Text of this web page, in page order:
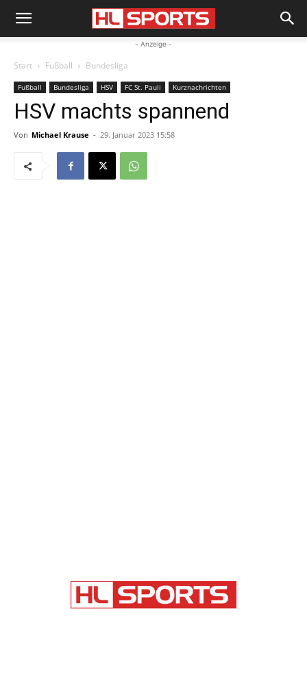
- Anzeige -
Start Fußball Bundesliga
Fußball Bundesliga HSV FC St. Pauli Kurznachrichten
HSV machts spannend
Von Michael Krause - 29. Januar 2023 15:58